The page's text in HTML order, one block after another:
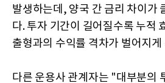
발생하는데, 양국 간 금리 차이가
다. 투자 기간이 길어질수록 누적
출형과의 수익률 격차가 벌어지게
다른 운용사 관계자는 "대부분의